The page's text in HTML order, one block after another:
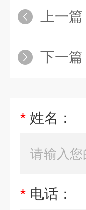
上一篇
下一篇
* 姓名：
* 电话：